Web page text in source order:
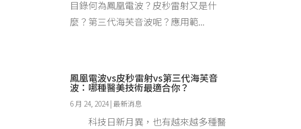
目錄何為鳳凰電波？皮秒雷射又是什
麼？第三代海芙音波呢？應用範...
鳳凰電波vs皮秒雷射vs第三代海芙音
波：哪種醫美技術最適合你？
6 月 24, 2024| 最新消息
科技日新月異，也有越來越多種醫